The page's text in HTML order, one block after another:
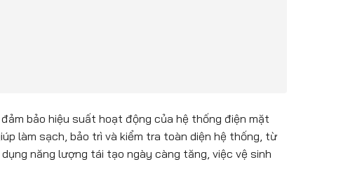
bảo hiệu suất hoạt động của hệ thống điện mặt
làm sạch, bảo trì và kiểm tra toàn diện hệ thống, từ
năng lượng tái tạo ngày càng tăng, việc vệ sinh